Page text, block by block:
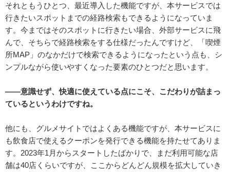
それともうひとつ、最近導入した機能ですが、本サービスでは
行きたいスポットまでの経路検索もできるようになっていま
す。今まではそのスポットに行きたい場合、外部サービスに飛
んで、そちらで経路検索をする仕様だったんですけど、「喫煙
所MAP」のなかだけで検索できるようになったという点も、シ
ンプルながら使いやすくなった要素のひとつだと思います。
――意識せず、快適に使えている点にこそ、こだわりが詰まっ
ているというわけですね。
他にも、グルメサイトではよくある機能ですが、本サービスに
も飲食店で使えるクーポンを発行できる機能を持たせてありま
す。2023年1月からスタートしたばかりで、まだ利用可能な店
舗は40店くらいですが、ここからどんどん規模を拡大していき